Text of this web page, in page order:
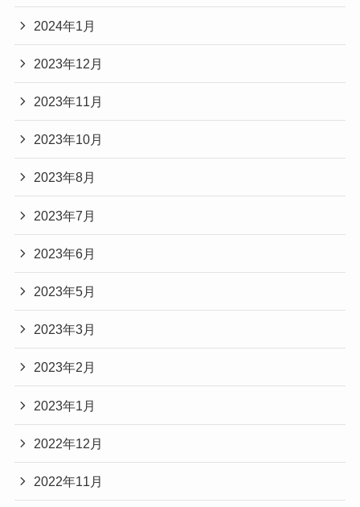
2024年1月
2023年12月
2023年11月
2023年10月
2023年8月
2023年7月
2023年6月
2023年5月
2023年3月
2023年2月
2023年1月
2022年12月
2022年11月